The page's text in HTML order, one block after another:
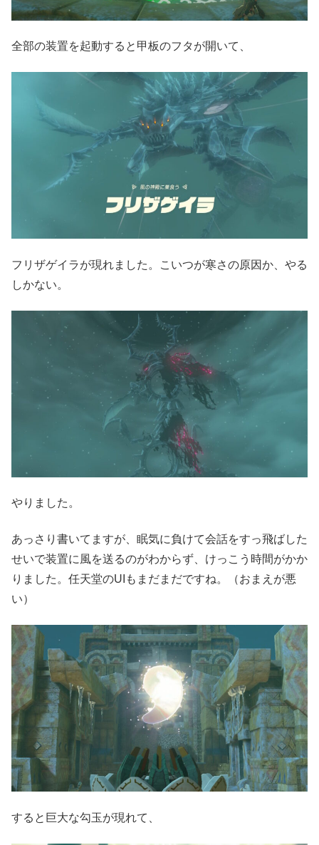
全部の装置を起動すると甲板のフタが開いて、
フリザゲイラが現れました。こいつが寒さの原因か、やる
しかない。
やりました。
あっさり書いてますが、眠気に負けて会話をすっ飛ばした
せいで装置に風を送るのがわからず、けっこう時間がかか
りました。任天堂のUIもまだまだですね。（おまえが悪
い）
すると巨大な勾玉が現れて、